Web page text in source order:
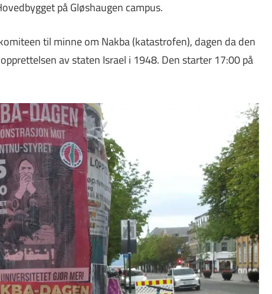
på Gløshaugen campus.
til minne om Nakba (katastrofen), dagen da den
av staten Israel i 1948. Den starter 17:00 på